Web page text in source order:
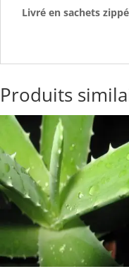
Livré en sachets
Produits